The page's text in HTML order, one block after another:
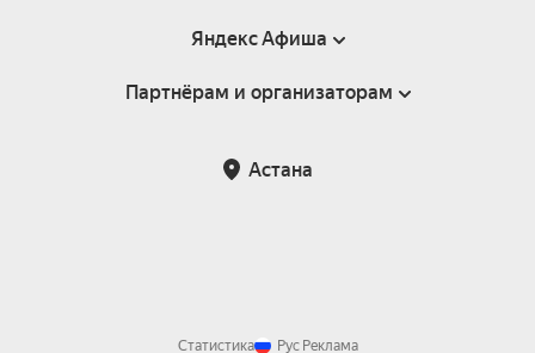
Яндекс Афиша
Справка
Возврат билетов
Партнёрам и организаторам
Астана
Статистика Рус Реклама